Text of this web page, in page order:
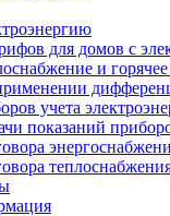
для домов с
и
учета
показаний